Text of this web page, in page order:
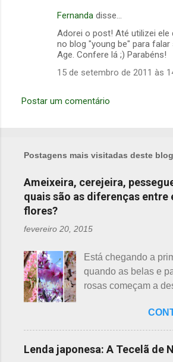
Fernanda disse…
Adorei o post! Até utilizei
no blog "young be" para
Age. Confere lá ;) Parabéns!
15 de setembro de 2011 às
Postar um comentário
Postagens mais visitadas deste blog
Ameixeira, cerejeira,
quais são as diferenças entre
flores?
fevereiro 20, 2015
Está chegando a
quando as belas e
rosas começam a
fevereiro, a
final de março até
Lembrando que o
Lenda japonesa: A Tecelã de